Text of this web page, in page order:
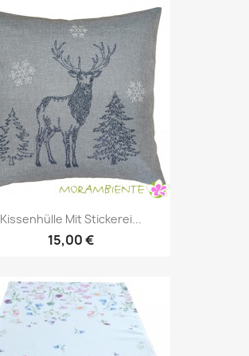
Kissenhülle Mit Stickerei...
15,00 €